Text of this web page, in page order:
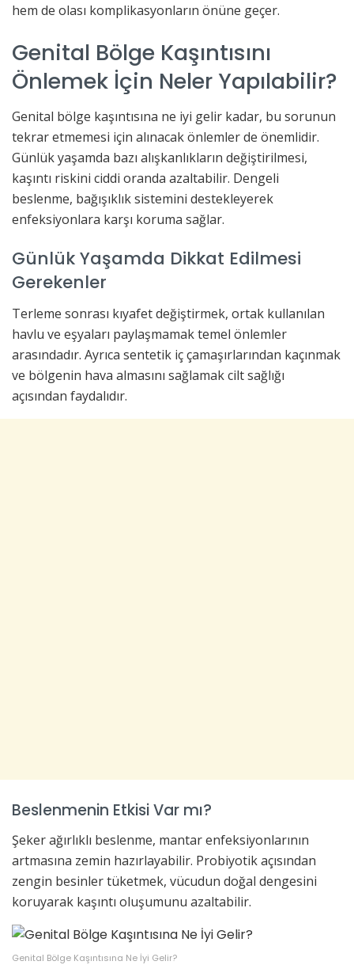
hem de olası komplikasyonların önüne geçer.
Genital Bölge Kaşıntısını
Önlemek İçin Neler Yapılabilir?
Genital bölge kaşıntısına ne iyi gelir kadar, bu sorunun
tekrar etmemesi için alınacak önlemler de önemlidir.
Günlük yaşamda bazı alışkanlıkların değiştirilmesi,
kaşıntı riskini ciddi oranda azaltabilir. Dengeli
beslenme, bağışıklık sistemini destekleyerek
enfeksiyonlara karşı koruma sağlar.
Günlük Yaşamda Dikkat Edilmesi
Gerekenler
Terleme sonrası kıyafet değiştirmek, ortak kullanılan
havlu ve eşyaları paylaşmamak temel önlemler
arasındadır. Ayrıca sentetik iç çamaşırlarından kaçınmak
ve bölgenin hava almasını sağlamak cilt sağlığı
açısından faydalıdır.
Beslenmenin Etkisi Var mı?
Şeker ağırlıklı beslenme, mantar enfeksiyonlarının
artmasına zemin hazırlayabilir. Probiyotik açısından
zengin besinler tüketmek, vücudun doğal dengesini
koruyarak kaşıntı oluşumunu azaltabilir.
Genital Bölge Kaşıntısına Ne İyi Gelir?